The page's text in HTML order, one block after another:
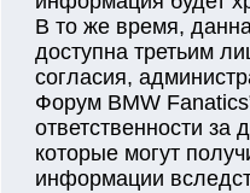
В то же время,
доступна третьим
согласия,
Форум BMW
ответственности за
которые могут
информации